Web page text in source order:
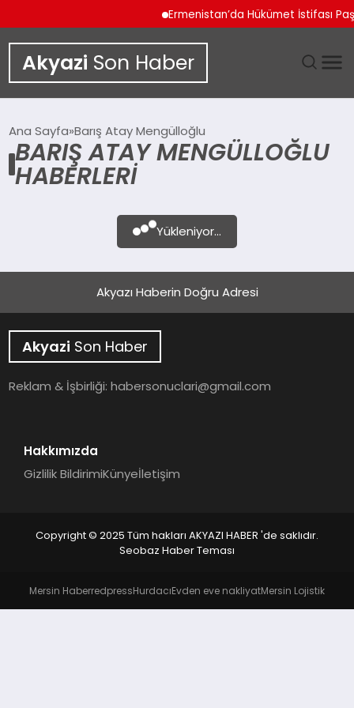
Ermenistan’da Hükümet İstifası
Akyazi Son Haber
SIYASET
YAŞAM
Ana Sayfa Barış Atay Mengülloğlu
BARIŞ ATAY MENGÜLLOĞLU
HABERLERI
Yükleniyor...
Akyazı Haberin Doğru Adresi
Akyazi Son Haber
Reklam & İşbirliği:habersonuclari@gmail.com
Hakkımızda
Gizlilik BildirimiKünyeİletişim
Copyright © 2025 Tüm hakları AKYAZI HABER 'de saklıdır.
Seobaz Haber Teması
Mersin HaberredpressHurdacıEvden eve nakliyatMersin Lojistik